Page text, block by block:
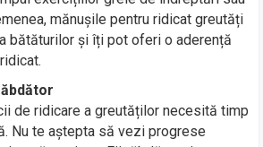
mănușile pentru ridicat greutăți
bătăturilor și îți pot oferi o aderență
de ridicare a greutăților necesită timp
Nu te aștepta să vezi progrese